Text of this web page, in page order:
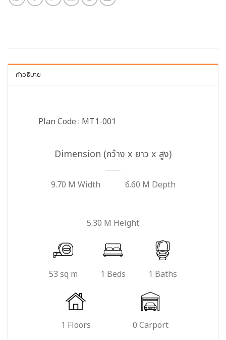
คำอธิบาย
Plan Code : MT1-001
Dimension (กว้าง x ยาว x สูง)
9.70 M Width 6.60 M Depth
5.30 M Height
53 sq m 1 Beds 1 Baths
1 Floors 0 Carport